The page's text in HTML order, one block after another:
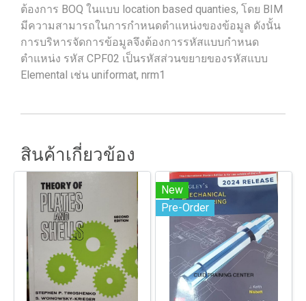
ต้องการ BOQ ในแบบ location based quanties, โดย BIM
มีความสามารถในการกำหนดตำแหน่งของข้อมูล ดังนั้น
การบริหารจัดการข้อมูลจึงต้องการรหัสแบบกำหนด
ตำแหน่ง รหัส CPF02 เป็นรหัสส่วนขยายของรหัสแบบ
Elemental เช่น uniformat, nrm1
สินค้าเกี่ยวข้อง
New
Pre-Order